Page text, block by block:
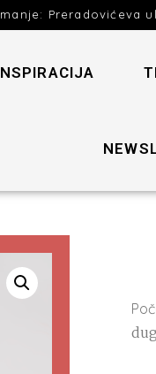
Preradovićeva